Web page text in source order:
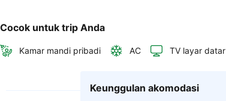
Cocok untuk trip Anda
Kamar mandi pribadi AC TV layar datar
Keunggulan akomodasi